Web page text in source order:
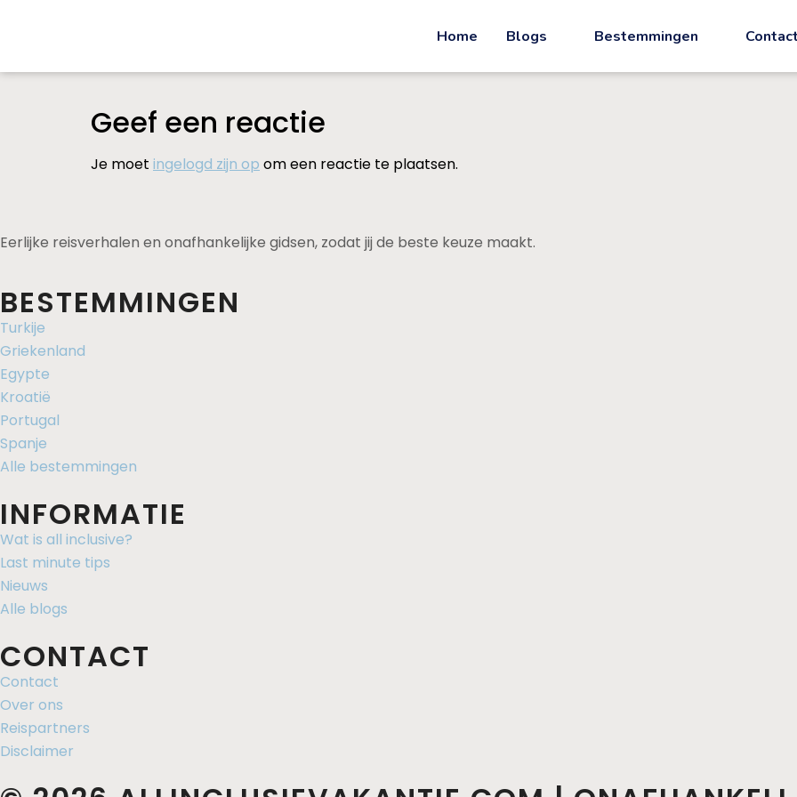
Home Blogs Bestemmingen
Geef een reactie
Je moet ingelogd zijn op om een reactie te plaatsen.
Eerlijke reisverhalen en onafhankelijke gidsen, zodat jij de beste keuze maakt.
BESTEMMINGEN
Turkije
Griekenland
Egypte
Kroatië
Portugal
Spanje
Alle bestemmingen
INFORMATIE
Wat is all inclusive?
Last minute tips
Nieuws
Alle blogs
CONTACT
Contact
Over ons
Reispartners
Disclaimer